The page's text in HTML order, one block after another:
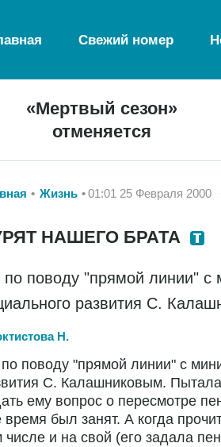
Свежий номер
«Мертвый сезон»
отменяется
Жизнь 01:01 25 Февраля 2000
НАШЕГО БРАТА
поводу "прямой линии" с
развития С.
Н.
поводу "прямой линии" с
С. Калашниковым.
ему вопрос о пересмотре
время был занят. А когда
числе и на свой (его задала